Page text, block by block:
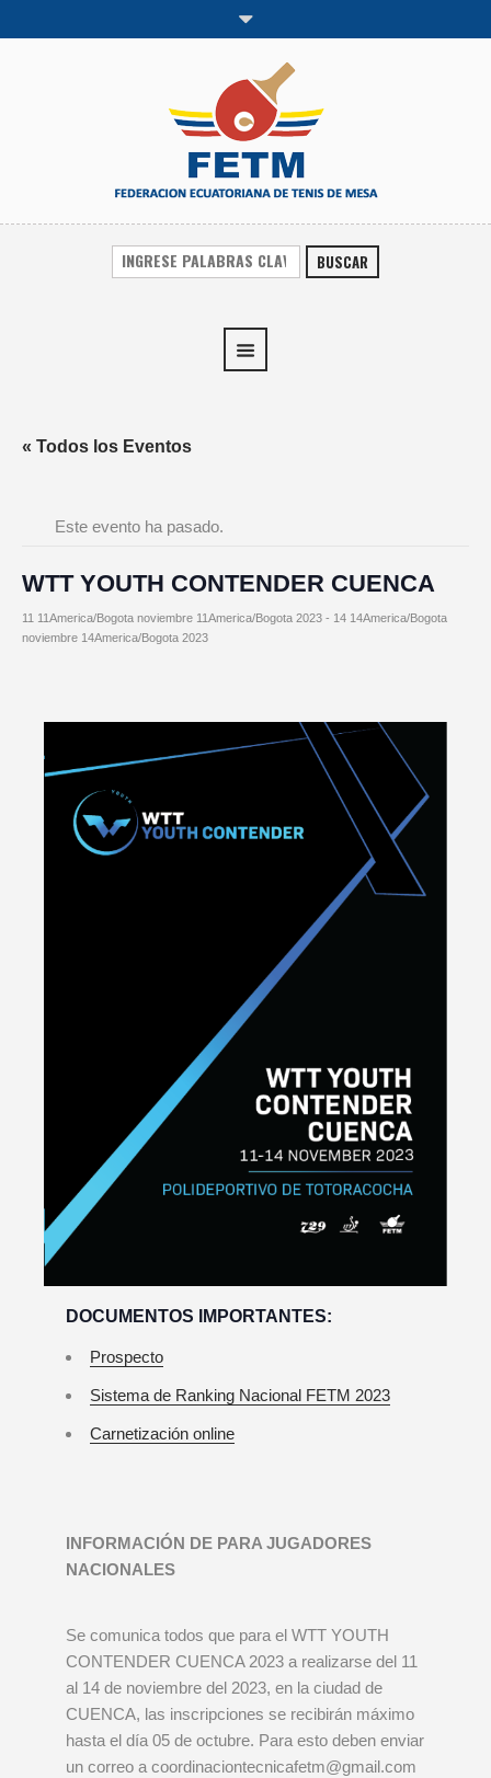
BUSCAR
« Todos los Eventos
Este evento ha pasado.
WTT YOUTH CONTENDER CUENCA
11 11America/Bogota noviembre 11America/Bogota 2023 - 14 14America/Bogota
noviembre 14America/Bogota 2023
DOCUMENTOS IMPORTANTES:
Prospecto
Sistema de Ranking Nacional FETM 2023
Carnetización online
INFORMACIÓN DE PARA JUGADORES
NACIONALES
Se comunica todos que para el WTT YOUTH
CONTENDER CUENCA 2023 a realizarse del 11
al 14 de noviembre del 2023, en la ciudad de
CUENCA, las inscripciones se recibirán máximo
hasta el día 05 de octubre. Para esto deben enviar
un correo a coordinaciontecnicafetm@gmail.com